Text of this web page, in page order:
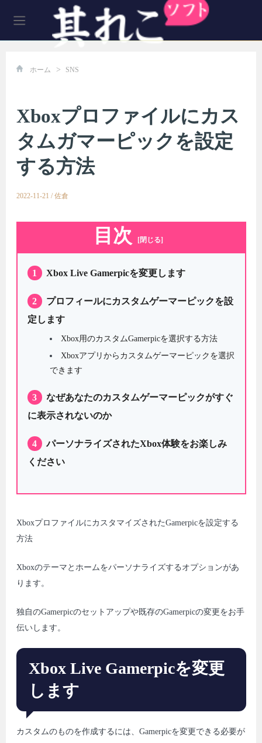
ホーム > SNS
Xboxプロファイルにカス
タムガマーピックを設定
する方法
2022-11-21 / 佐倉
目次 [閉じる]
1 Xbox Live Gamerpicを変更します
2
プロフィールにカスタムゲーマーピックを設
定します
Xbox用のカスタムGamerpicを選択する方法
Xboxアプリからカスタムゲーマーピックを選択
できます
3
なぜあなたのカスタムゲーマーピックがすぐ
に表示されないのか
4
パーソナライズされたXbox体験をお楽しみ
ください
XboxプロファイルにカスタマイズされたGamerpicを設定する
方法
Xboxのテーマとホームをパーソナライズするオプションがあ
ります。
独自のGamerpicのセットアップや既存のGamerpicの変更をお手
伝いします。
Xbox Live Gamerpicを変更
します
カスタムのものを作成するには、Gamerpicを変更できる必要が